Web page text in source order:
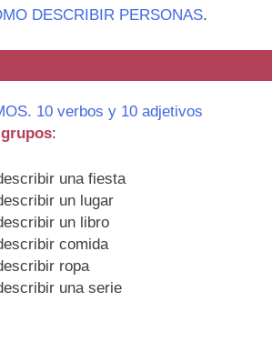
DESCRIBIR PERSONAS.
10 verbos y 10 adjetivos
:
una fiesta
un lugar
un libro
comida
ropa
una serie